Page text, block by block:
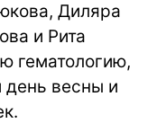
Диляра
и Рита
гематологию,
день весны и